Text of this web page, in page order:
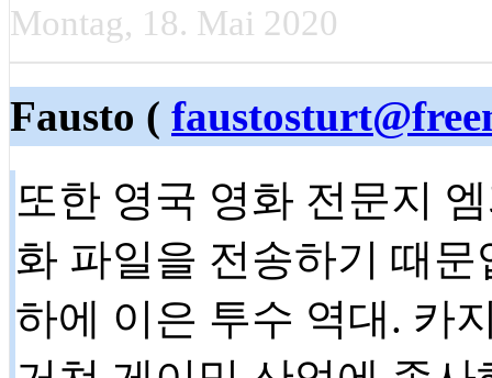
Montag, 18. Mai 2020
Fausto (
또한 영국 영화 전문지
화 파일을 전송하기 때
하에 이은 투수 역대. 카